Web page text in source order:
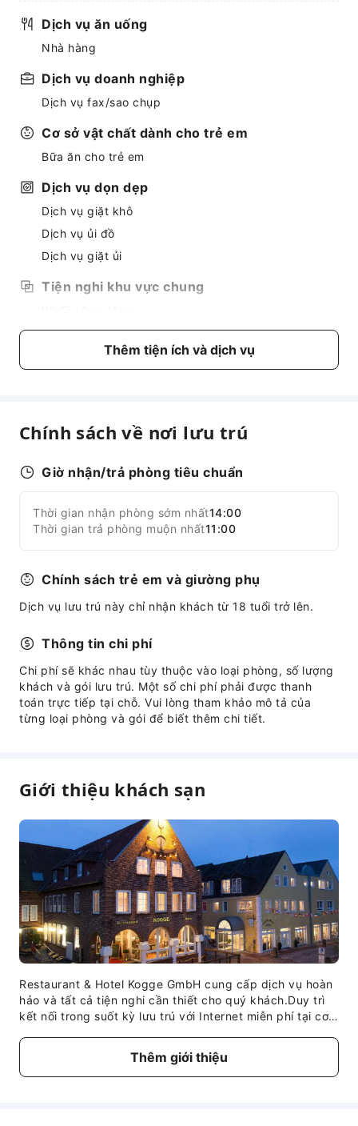
Dịch vụ ăn uống
Nhà hàng
Dịch vụ doanh nghiệp
Dịch vụ fax/sao chụp
Cơ sở vật chất dành cho trẻ em
Bữa ăn cho trẻ em
Dịch vụ dọn dẹp
Dịch vụ giặt khô
Dịch vụ ủi đồ
Dịch vụ giặt ủi
Tiện nghi khu vực chung
Cây ATM
Khu vực hút thuốc
Giữ hành lý
An toàn và An ninh
Mở rộng tất cả
Thêm tiện ích và dịch vụ
Chính sách về nơi lưu trú
Giờ nhận/trả phòng tiêu chuẩn
Thời gian nhận phòng sớm nhất14:00
Thời gian trả phòng muộn nhất11:00
Chính sách trẻ em và giường phụ
Dịch vụ lưu trú này chỉ nhận khách từ 18 tuổi trở lên.
Thông tin chi phí
Chi phí sẽ khác nhau tùy thuộc vào loại phòng, số lượng
khách và gói lưu trú. Một số chi phí phải được thanh
toán trực tiếp tại chỗ. Vui lòng tham khảo mô tả của
từng loại phòng và gói để biết thêm chi tiết.
Giới thiệu khách sạn
Restaurant & Hotel Kogge GmbH cung cấp dịch vụ hoàn
hảo và tất cả tiện nghi cần thiết cho quý khách.Duy trì
kết nối trong suốt kỳ lưu trú với Internet miễn phí tại cơ
để đảm bảo mang đến sự hài lòng cho quý khách. Hãy
sử dụng dịch vụ giặt là ngay trong khuôn viên để giữ
Thêm giới thiệu